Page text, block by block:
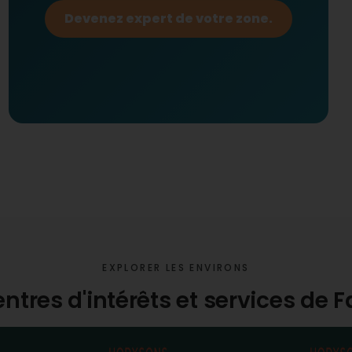
Devenez expert de votre zone.
EXPLORER LES ENVIRONS
d'intérêts et services de